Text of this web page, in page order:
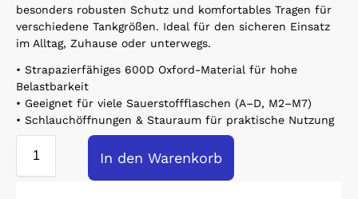
besonders robusten Schutz und komfortables Tragen für
verschiedene Tankgrößen. Ideal für den sicheren Einsatz
im Alltag, Zuhause oder unterwegs.
• Strapazierfähiges 600D Oxford-Material für hohe
Belastbarkeit
• Geeignet für viele Sauerstoffflaschen (A–D, M2–M7)
• Schlauchöffnungen & Stauraum für praktische Nutzung
In den Warenkorb